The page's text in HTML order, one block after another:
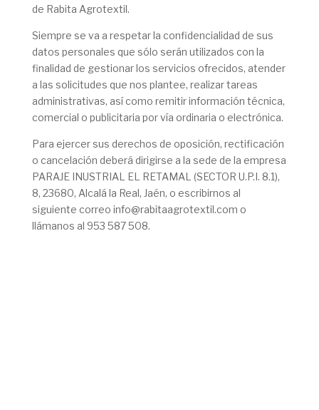
de Rabita Agrotextil.
Siempre se va a respetar la confidencialidad de sus
datos personales que sólo serán utilizados con la
finalidad de gestionar los servicios ofrecidos, atender
a las solicitudes que nos plantee, realizar tareas
administrativas, así como remitir información técnica,
comercial o publicitaria por vía ordinaria o electrónica.
Para ejercer sus derechos de oposición, rectificación
o cancelación deberá dirigirse a la sede de la empresa
PARAJE INUSTRIAL EL RETAMAL (SECTOR U.P.I. 8.1),
8, 23680, Alcalá la Real, Jaén, o escribirnos al
siguiente correo info@rabitaagrotextil.com o
llámanos al 953 587 508.